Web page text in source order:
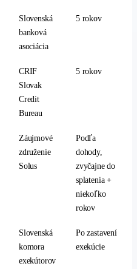
Slovenská
banková
asociácia
5 rokov
CRIF
Slovak
Credit
Bureau
5 rokov
Záujmové
združenie
Solus
Podľa
dohody,
zvyčajne do
splatenia +
niekoľko
rokov
Slovenská
komora
exekútorov
Po zastavení
exekúcie